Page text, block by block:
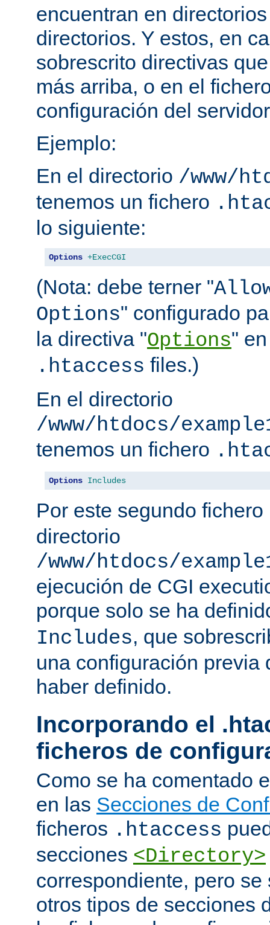
encuentran en
directorios. Y estos, en
sobrescrito directivas
más arriba, o en el
configuración del
Ejemplo:
En el directorio /www/
tenemos un fichero
lo siguiente:
Options +ExecCGI
(Nota: debe terner "
Options" configurado
la directiva "Options"
.htaccess files.)
En el directorio
/www/htdocs/
tenemos un fichero
Options Includes
Por este segundo fichero
directorio
/www/htdocs/
ejecución de CGI
porque solo se ha
Includes, que
una configuración previa
haber definido.
Incorporando el
ficheros de
Como se ha comentado
en las Secciones de
ficheros .htaccess
secciones <Directory>
correspondiente, pero
otros tipos de secciones